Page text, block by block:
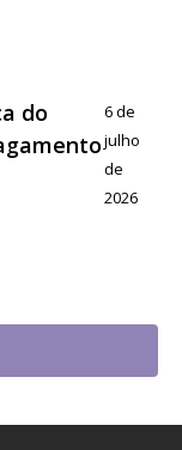
do
6 de
julho
de
2026